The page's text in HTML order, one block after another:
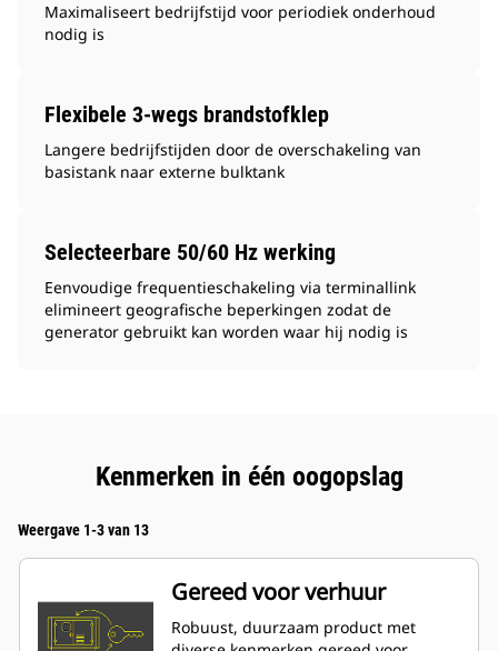
Maximaliseert bedrijfstijd voor periodiek onderhoud
nodig is
Flexibele 3-wegs brandstofklep
Langere bedrijfstijden door de overschakeling van
basistank naar externe bulktank
Selecteerbare 50/60 Hz werking
Eenvoudige frequentieschakeling via terminallink
elimineert geografische beperkingen zodat de
generator gebruikt kan worden waar hij nodig is
Kenmerken in één oogopslag
Weergave 1-3 van 13
Gereed voor verhuur
Robuust, duurzaam product met